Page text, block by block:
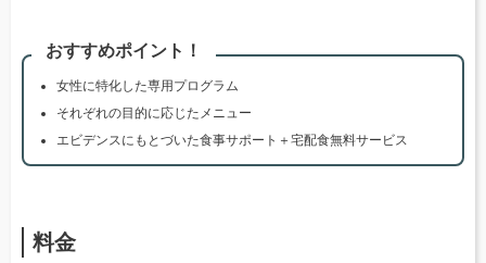
おすすめポイント！
女性に特化した専用プログラム
それぞれの目的に応じたメニュー
エビデンスにもとづいた食事サポート＋宅配食無料サービス
料金